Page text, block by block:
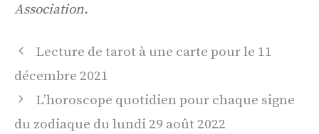
Association.
Navigation
des
Lecture de tarot à une carte pour le 11
décembre 2021
L’horoscope quotidien pour chaque signe
du zodiaque du lundi 29 août 2022